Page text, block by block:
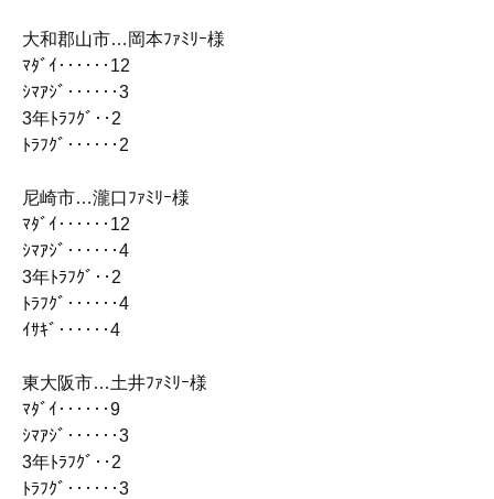
大和郡山市…岡本ﾌｧﾐﾘｰ様
ﾏﾀﾞｲ‥‥‥12
ｼﾏｱｼﾞ‥‥‥3
3年ﾄﾗﾌｸﾞ‥2
ﾄﾗﾌｸﾞ‥‥‥2
尼崎市…瀧口ﾌｧﾐﾘｰ様
ﾏﾀﾞｲ‥‥‥12
ｼﾏｱｼﾞ‥‥‥4
3年ﾄﾗﾌｸﾞ‥2
ﾄﾗﾌｸﾞ‥‥‥4
ｲｻｷﾞ‥‥‥4
東大阪市…土井ﾌｧﾐﾘｰ様
ﾏﾀﾞｲ‥‥‥9
ｼﾏｱｼﾞ‥‥‥3
3年ﾄﾗﾌｸﾞ‥2
ﾄﾗﾌｸﾞ‥‥‥3